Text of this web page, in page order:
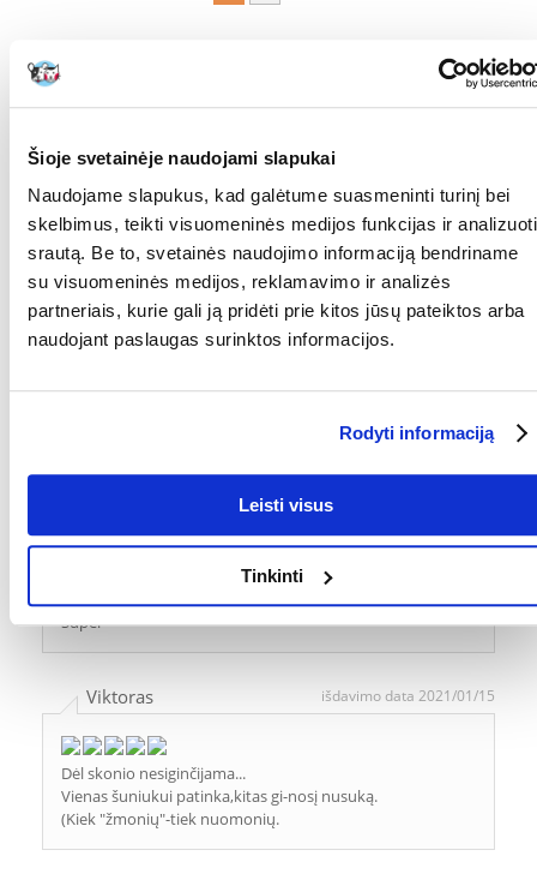
Šioje svetainėje naudojami slapukai
Naudojame slapukus, kad galėtume suasmeninti turinį bei
skelbimus, teikti visuomeninės medijos funkcijas ir analizuoti
srautą. Be to, svetainės naudojimo informaciją bendriname
su visuomeninės medijos, reklamavimo ir analizės
partneriais, kurie gali ją pridėti prie kitos jūsų pateiktos arba
naudojant paslaugas surinktos informacijos.
Rodyti informaciją
Leisti visus
Tinkinti
išdavimo data 2022/08/30
marbor išdavimo data 2022/04/22
Mano Sunia mėgsta visus skanėstus, todėl jai taip pat
patiko šokoladas.
Wioletta išdavimo data 2022/02/17
Mėgstamiausias šuns desertas
Genadij išdavimo data 2021/08/04
Super
Viktoras išdavimo data 2021/01/15
Dėl skonio nesiginčijama...
Vienas šuniukui patinka,kitas gi-nosį nusuką.
(Kiek "žmonių"-tiek nuomonių.